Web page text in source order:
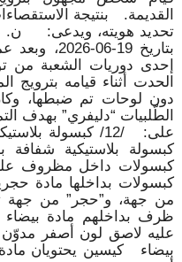
القديمة. بنتيجة
بتاريخ 19-
إحدى دوريات الشعبة من
الحدت أثناء قيامه
دون لوحات تم ضبطها،
الطّلبيات “دليفري” بهدف
ظرف بداخلهم مادة
عليه لاصق لون أصفر
بيضاء كيسين يحتويان